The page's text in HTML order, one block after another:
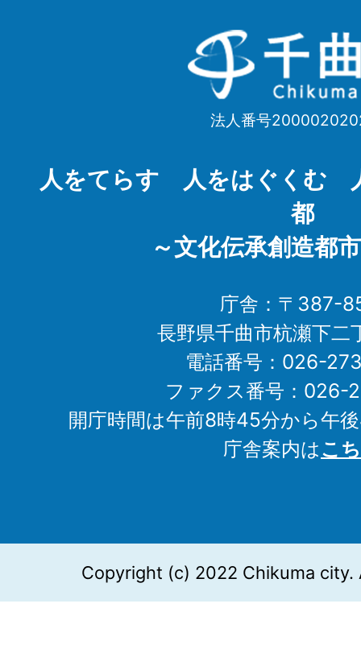
千
曲
Chikuma
法人番号
人をてらす 人をはぐくむ
都
～文化伝承創造都
庁舎：〒387-
長野県千曲市杭瀬下二
電話番号：026-
ファクス番号：026-
開庁時間は午前8時45分から午
庁舎案内はこ
Copyright (c) 2022 Chikuma city.